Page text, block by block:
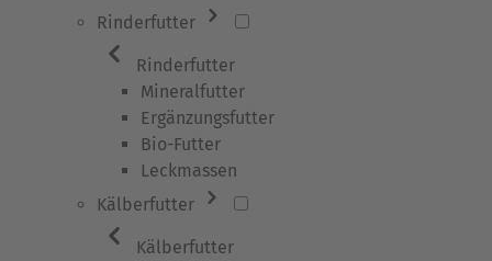
Rinderfutter
Rinderfutter
Mineralfutter
Ergänzungsfutter
Bio-Futter
Leckmassen
Kälberfutter
Kälberfutter